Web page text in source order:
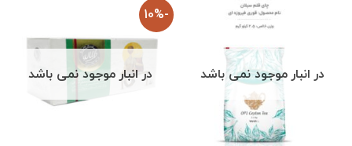
در انبار موجود نمی باشد
-10%
در انبار موجود نمی باشد